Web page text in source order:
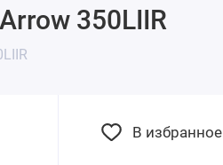
350LIIR
В избранное